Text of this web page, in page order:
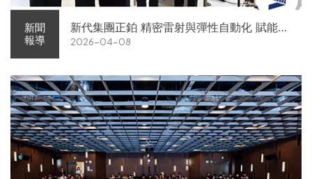
新聞
報導
新代集團正鉑 精密雷射與彈性自動化 賦能智
慧智造解方電子展亮相
2026-04-08